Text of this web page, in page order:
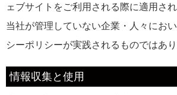
ェブサイトをご利用される際に適用され
当社が管理していない企業・人々にお
シーポリシーが実践されるものではあり
情報収集と使用